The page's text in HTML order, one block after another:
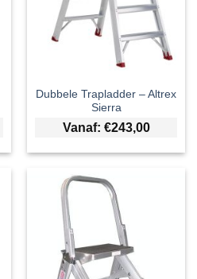
Dubbele Trapladder – Altrex
Sierra
Vanaf: €243,00